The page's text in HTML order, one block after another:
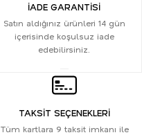
İADE GARANTİSİ
Satın aldığınız ürünleri 14 gün
içerisinde koşulsuz iade
edebilirsiniz.
TAKSİT SEÇENEKLERİ
Tüm kartlara 9 taksit imkanı ile